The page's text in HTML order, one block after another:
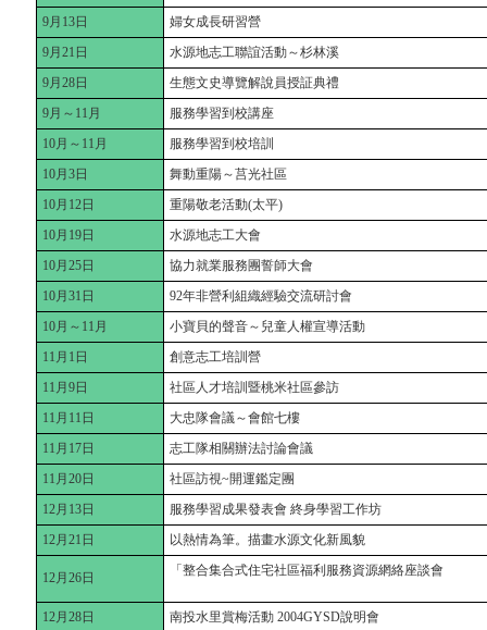
9月13日
婦女成長研習營
9月21日
水源地志工聯誼活動～杉林溪
9月28日
生態文史導覽解說員授証典禮
9月～11月
服務學習到校講座
10月～11月
服務學習到校培訓
10月3日
舞動重陽～莒光社區
10月12日
重陽敬老活動(太平)
10月19日
水源地志工大會
10月25日
協力就業服務團誓師大會
10月31日
92年非營利組織經驗交流研討會
10月～11月
小寶貝的聲音～兒童人權宣導活動
11月1日
創意志工培訓營
11月9日
社區人才培訓暨桃米社區參訪
11月11日
大忠隊會議～會館七樓
11月17日
志工隊相關辦法討論會議
11月20日
社區訪視~開運鑑定團
12月13日
服務學習成果發表會 終身學習工作坊
12月21日
以熱情為筆。描畫水源文化新風貌
12月26日 「整合集合式住宅社區福利服務資源網絡座談會
12月28日 南投水里賞梅活動 2004GYSD說明會